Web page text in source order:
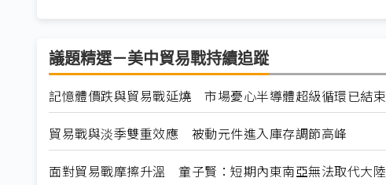
議題精選－美中貿易戰持續追蹤
記憶體價跌與貿易戰延燒 市場憂心半導體超級循環已結束
貿易戰與淡季雙重效應 被動元件進入庫存調節高峰
面對貿易戰摩擦升溫 童子賢：短期內東南亞無法取代大陸